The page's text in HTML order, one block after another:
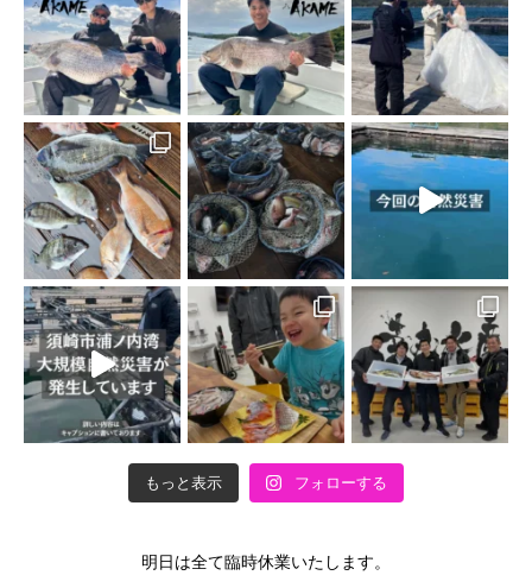
もっと表示 フォローする
明日は全て臨時休業いたします。